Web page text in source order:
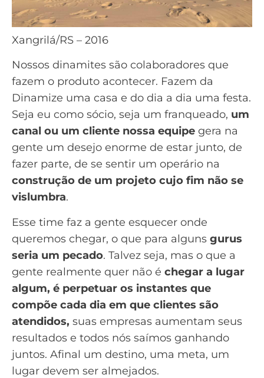
Xangrilá/RS – 2016
Nossos dinamites são colaboradores que
fazem o produto acontecer. Fazem da
Dinamize uma casa e do dia a dia uma festa.
Seja eu como sócio, seja um franqueado, um
canal ou um cliente nossa equipe gera na
gente um desejo enorme de estar junto, de
fazer parte, de se sentir um operário na
construção de um projeto cujo fim não se
vislumbra.
Esse time faz a gente esquecer onde
queremos chegar, o que para alguns gurus
seria um pecado. Talvez seja, mas o que a
gente realmente quer não é chegar a lugar
algum, é perpetuar os instantes que
compõe cada dia em que clientes são
atendidos, suas empresas aumentam seus
resultados e todos nós saímos ganhando
juntos. Afinal um destino, uma meta, um
lugar devem ser almejados.